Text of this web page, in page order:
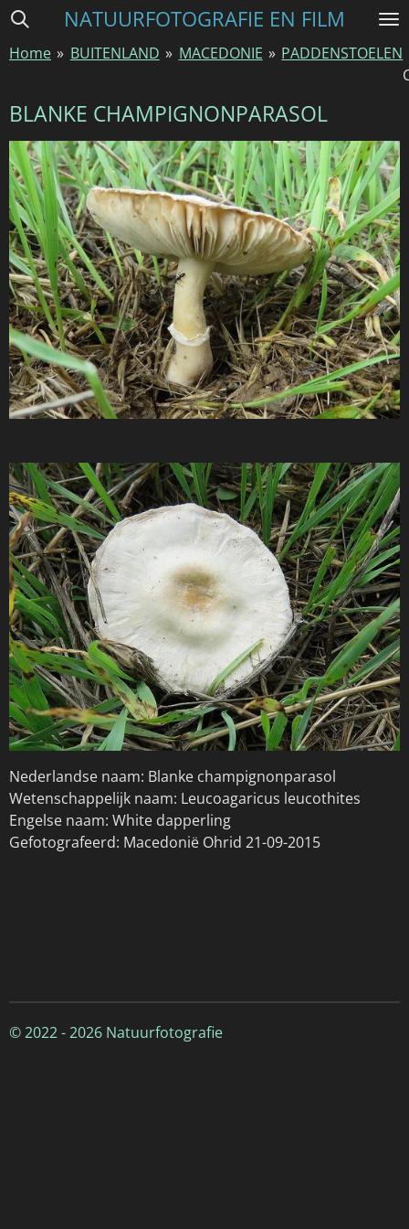
Ga
naar
hoofdinhoud
NATUURFOTOGRAFIE EN FILM
Home » BUITENLAND » MACEDONIE » PADDENSTOELEN
BLANKE CHAMPIGNONPARASOL
Nederlandse naam: Blanke champignonparasol
Wetenschappelijk naam: Leucoagaricus leucothites
Engelse naam: White dapperling
Gefotografeerd: Macedonië Ohrid 21-09-2015
© 2022 - 2026 Natuurfotografie